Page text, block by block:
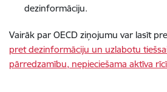
dezinformāciju.
Vairāk par OECD ziņojumu var lasīt
pret dezinformāciju un uzlabotu
pārredzamību, nepieciešama aktīva